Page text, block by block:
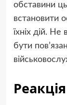
обставини
встановити
їхніх дій.
бути
Реакція